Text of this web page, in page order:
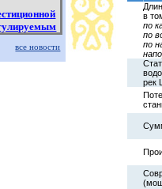
года
за
все новости
в
по
по
по
рек